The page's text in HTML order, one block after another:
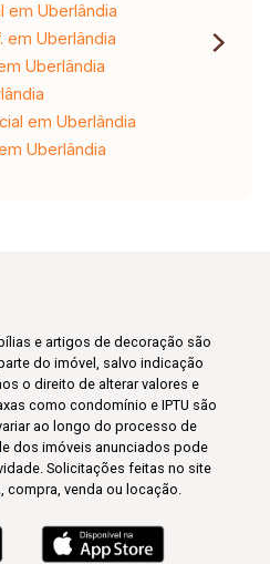
em Uberlândia
em Uberlândia
Uberlândia
em Uberlândia
Uberlândia
e artigos de decoração são
do imóvel, salvo indicação
o direito de alterar valores e
como condomínio e IPTU são
ao longo do processo de
dos imóveis anunciados pode
Solicitações feitas no site
compra, venda ou locação.